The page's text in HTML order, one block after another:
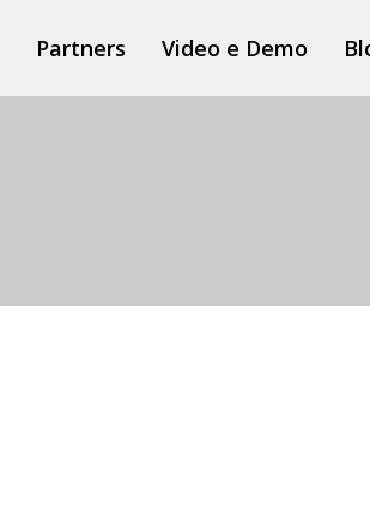
Partners Video e Demo